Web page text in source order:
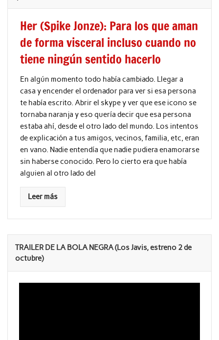
Her (Spike Jonze): Para los que aman
de forma visceral incluso cuando no
tiene ningún sentido hacerlo
En algún momento todo había cambiado. Llegar a
casa y encender el ordenador para ver si esa persona
te había escrito. Abrir el skype y ver que ese icono se
tornaba naranja y eso quería decir que esa persona
estaba ahí, desde el otro lado del mundo. Los intentos
de explicación a tus amigos, vecinos, familia, etc, eran
en vano. Nadie entendía que nadie pudiera enamorarse
sin haberse conocido. Pero lo cierto era que había
alguien al otro lado del
Leer más
TRAILER DE LA BOLA NEGRA (Los Javis, estreno 2 de
octubre)
Reproductor